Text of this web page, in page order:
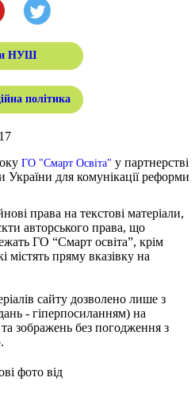
НУШ
політика
ГО "Смарт Освіта" у партнерстві
України для комунікації реформи
права на текстові матеріали,
авторського права, що
ГО “Смарт освіта”, крім
містять пряму вказівку на
сайту дозволено лише з
- гіперпосиланням) на
зображень без погодження з
фото від